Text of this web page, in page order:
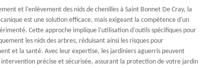
et l'enlèvement des nids de chenilles à Saint Bonnet De Cray, la
est une solution efficace, mais exigeant la compétence d'un
Cette approche implique l'utilisation d'outils spécifiques pour
les nids des arbres, réduisant ainsi les risques pour
et la santé. Avec leur expertise, les jardiniers aguerris peuvent
précise et sécurisée, assurant la protection de votre jardin